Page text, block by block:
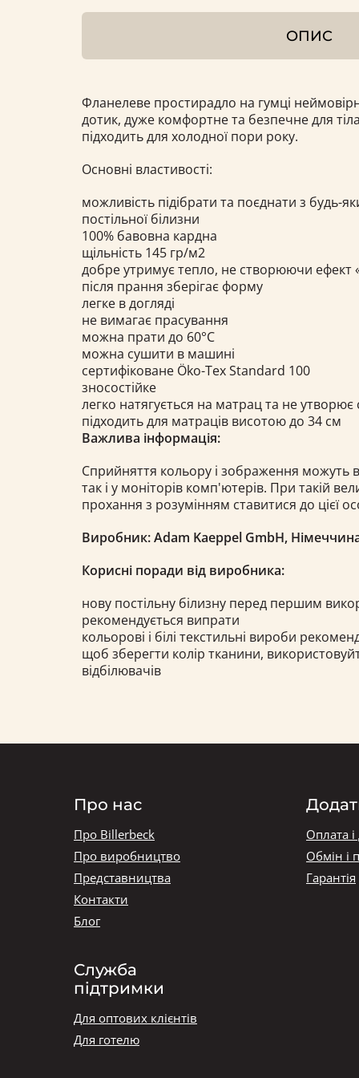
ОПИС
Фланелеве простирадло на гумці
дотик, дуже комфортне та безпечне для
підходить для холодної пори року.
Основні властивості:
можливість підібрати та поєднати з будь-
постільної білизни
100% бавовна кардна
щільність 145 гр/м2
добре утримує тепло, не створюючи ефект
після прання зберігає форму
легке в догляді
не вимагає прасування
можна прати до 60°С
можна сушити в машині
сертифіковане Öko-Tex Standard 100
зносостійке
легко натягується на матрац та не утворює
підходить для матраців висотою до 34 см
Важлива інформація:
Сприйняття кольору і зображення можуть
так і у моніторів комп'ютерів. При такій
прохання з розумінням ставитися до цієї
Виробник: Adam Kaeppel GmbH,
Корисні поради від виробника:
нову постільну білизну перед першим
рекомендується випрати
кольорові і білі текстильні вироби
щоб зберегти колір тканини,
відбілювачів
Про нас
Про Billerbeck
Про виробництво
Представництва
Контакти
Блог
Служба
підтримки
Для оптових клієнтів
Для готелю
Оплата і
Обмін і
Гарантія